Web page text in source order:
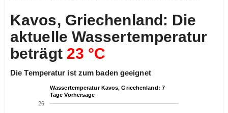
Kavos, Griechenland: Die
aktuelle Wassertemperatur
beträgt 23 °C
Die Temperatur ist zum baden geeignet
Wassertemperatur Kavos, Griechenland: 7
Tage Vorhersage
26